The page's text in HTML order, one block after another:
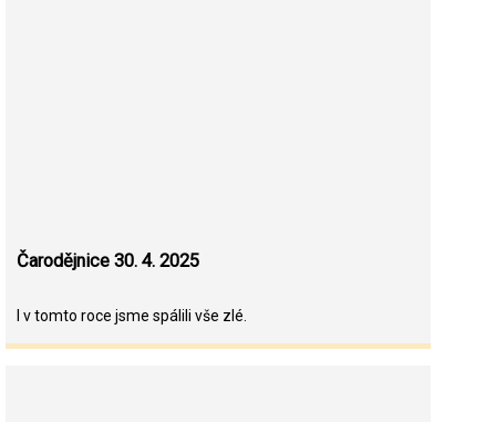
Čarodějnice 30. 4. 2025
I v tomto roce jsme spálili vše zlé.